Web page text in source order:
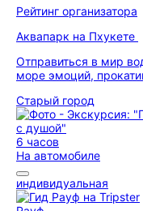
Рейтинг организатора
Аквапарк на Пхукете
Отправиться в мир
море эмоций,
Старый город
6 часов
На автомобиле
индивидуальная